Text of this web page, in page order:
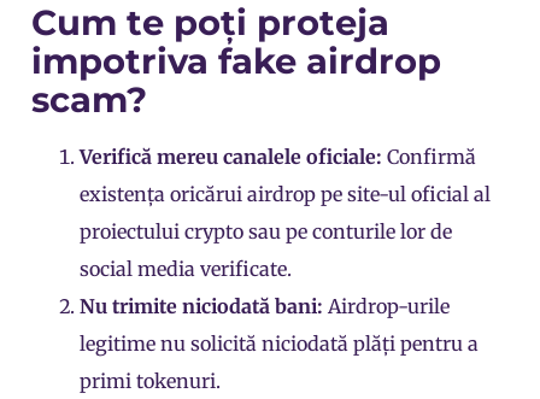
Cum te poți proteja
impotriva fake airdrop
scam?
Verifică mereu canalele oficiale: Confirmă
existența oricărui airdrop pe site-ul oficial al
proiectului crypto sau pe conturile lor de
social media verificate.
Nu trimite niciodată bani: Airdrop-urile
legitime nu solicită niciodată plăți pentru a
primi tokenuri.